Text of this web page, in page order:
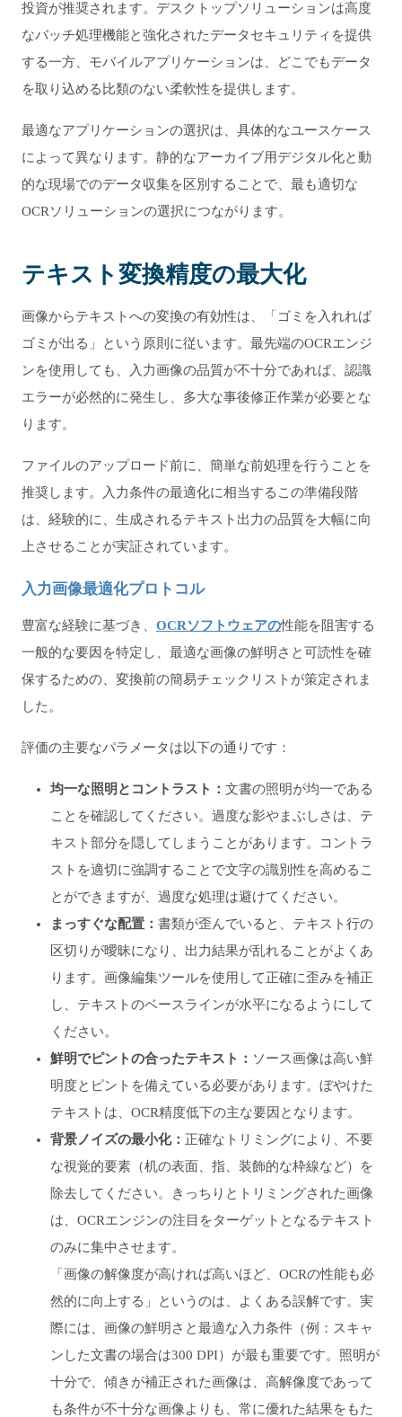
投資が推奨されます。デスクトップソリューションは高度
なバッチ処理機能と強化されたデータセキュリティを提供
する一方、モバイルアプリケーションは、どこでもデータ
を取り込める比類のない柔軟性を提供します。
最適なアプリケーションの選択は、具体的なユースケース
によって異なります。静的なアーカイブ用デジタル化と動
的な現場でのデータ収集を区別することで、最も適切な
OCRソリューションの選択につながります。
テキスト変換精度の最大化
画像からテキストへの変換の有効性は、「ゴミを入れれば
ゴミが出る」という原則に従います。最先端のOCRエンジ
ンを使用しても、入力画像の品質が不十分であれば、認識
エラーが必然的に発生し、多大な事後修正作業が必要とな
ります。
ファイルのアップロード前に、簡単な前処理を行うことを
推奨します。入力条件の最適化に相当するこの準備段階
は、経験的に、生成されるテキスト出力の品質を大幅に向
上させることが実証されています。
入力画像最適化プロトコル
豊富な経験に基づき、 OCRソフトウェアの性能を阻害する
一般的な要因を特定し、最適な画像の鮮明さと可読性を確
保するための、変換前の簡易チェックリストが策定されま
した。
評価の主要なパラメータは以下の通りです：
均一な照明とコントラスト： 文書の照明が均一である
ことを確認してください。過度な影やまぶしさは、テ
キスト部分を隠してしまうことがあります。コントラ
ストを適切に強調することで文字の識別性を高めるこ
とができますが、過度な処理は避けてください。
まっすぐな配置： 書類が歪んでいると、テキスト行の
区切りが曖昧になり、出力結果が乱れることがよくあ
ります。画像編集ツールを使用して正確に歪みを補正
し、テキストのベースラインが水平になるようにして
ください。
鮮明でピントの合ったテキスト： ソース画像は高い鮮
明度とピントを備えている必要があります。ぼやけた
テキストは、OCR精度低下の主な要因となります。
背景ノイズの最小化： 正確なトリミングにより、不要
な視覚的要素（机の表面、指、装飾的な枠線など）を
除去してください。きっちりとトリミングされた画像
は、OCRエンジンの注目をターゲットとなるテキスト
のみに集中させます。
「画像の解像度が高ければ高いほど、OCRの性能も必
然的に向上する」というのは、よくある誤解です。実
際には、画像の鮮明さと最適な入力条件（例：スキャ
ンした文書の場合は300 DPI）が最も重要です。照明が
十分で、傾きが補正された画像は、高解像度であって
も条件が不十分な画像よりも、常に優れた結果をもた